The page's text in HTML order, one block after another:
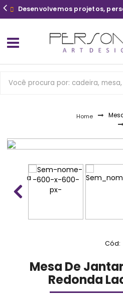
Desenvolvemos projetos,
Home
Cód:
Mesa De
Redonda